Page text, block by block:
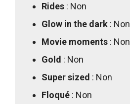
Rides : Non
Glow in the dark : Non
Movie moments : Non
Gold : Non
Super sized : Non
Floqué : Non